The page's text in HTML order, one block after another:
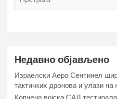
Недавно објављено
Израелски Аеро Сентинел
тактичких дронова и улази